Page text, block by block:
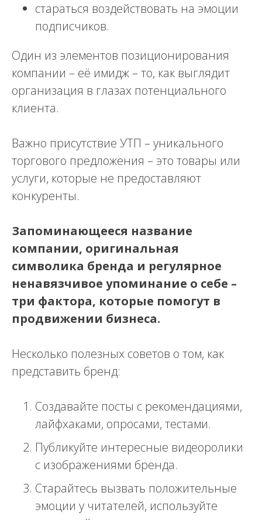
стараться воздействовать на эмоции
подписчиков.
Один из элементов позиционирования
компании – её имидж – то, как выглядит
организация в глазах потенциального
клиента.
Важно присутствие УТП – уникального
торгового предложения – это товары или
услуги, которые не предоставляют
конкуренты.
Запоминающееся название
компании, оригинальная
символика бренда и регулярное
ненавязчивое упоминание о себе –
три фактора, которые помогут в
продвижении бизнеса.
Несколько полезных советов о том, как
представить бренд:
Создавайте посты с рекомендациями,
лайфхаками, опросами, тестами.
Публикуйте интересные видеоролики
с изображениями бренда.
Старайтесь вызвать положительные
эмоции у читателей, используйте